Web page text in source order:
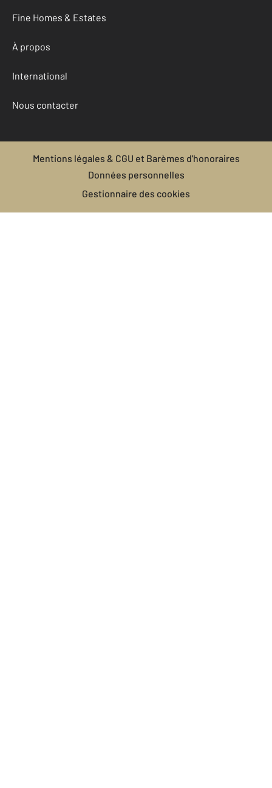
Fine Homes & Estates
À propos
International
Nous contacter
Mentions légales & CGU et Barèmes d'honoraires
Données personnelles
Gestionnaire des cookies